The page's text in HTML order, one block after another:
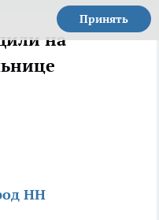
Принять
на
НН